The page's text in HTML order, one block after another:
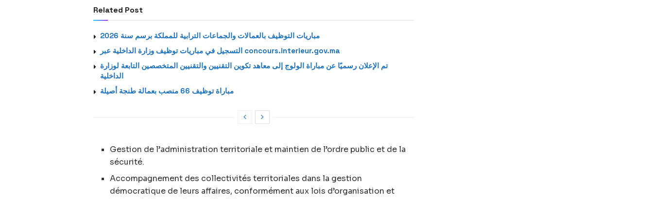
Related Post
مباريات التوظيف بالعمالات والجماعات الترابية للمملكة برسم سنة 2026
التسجيل في مباريات توظيف وزارة الداخلية عبر concours.interieur.gov.ma
تم الإعلان رسميًا عن مباراة الولوج إلى معاهد تكوين التقنيين والتقنيين المتخصصين التابعة لوزارة
الداخلية
مباراة توظيف 66 منصب بعمالة طنجة أصيلة
Gestion de l’administration territoriale et maintien de l’ordre public et de la
sécurité.
Accompagnement des collectivités territoriales dans la gestion
démocratique de leurs affaires, conformément aux lois d’organisation et